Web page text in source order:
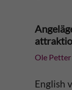
Ole
English